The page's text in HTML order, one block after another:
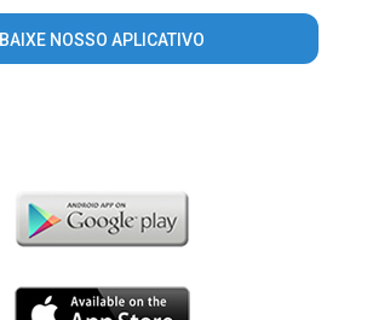
BAIXE NOSSO APLICATIVO